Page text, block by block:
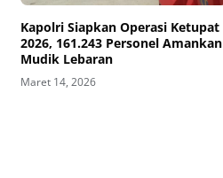
Kapolri Siapkan Operasi Ketupat
2026, 161.243 Personel Amankan
Mudik Lebaran
Maret 14, 2026